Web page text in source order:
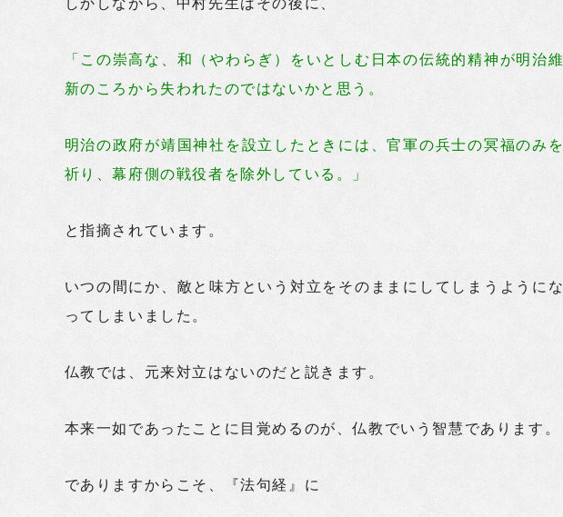
「この崇高な、和（やわらぎ）をいとしむ日本の伝統的精神が明治
新のころから失われたのではないかと思う。
明治の政府が靖国神社を設立したときには、官軍の兵士の冥福のみ
祈り、幕府側の戦役者を除外している。」
と指摘されています。
いつの間にか、敵と味方という対立をそのままにしてしまうように
ってしまいました。
仏教では、元来対立はないのだと説きます。
本来一如であったことに目覚めるのが、仏教でいう智慧であります。
でありますからこそ、『法句経』に